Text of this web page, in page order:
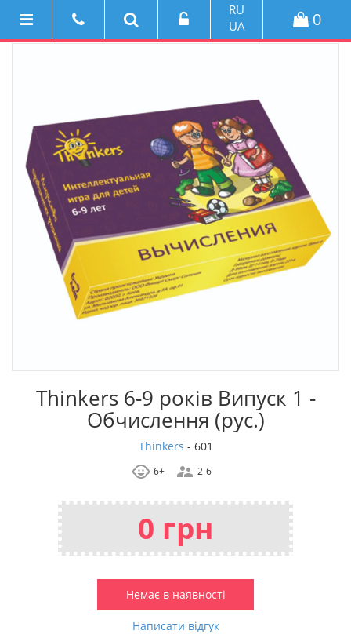
RU
UA
0
Thinkers 6-9 років Випуск 1 -
Обчислення (рус.)
Thinkers - 601
6+ 2-6
0 грн
Немає в наявності
Написати відгук